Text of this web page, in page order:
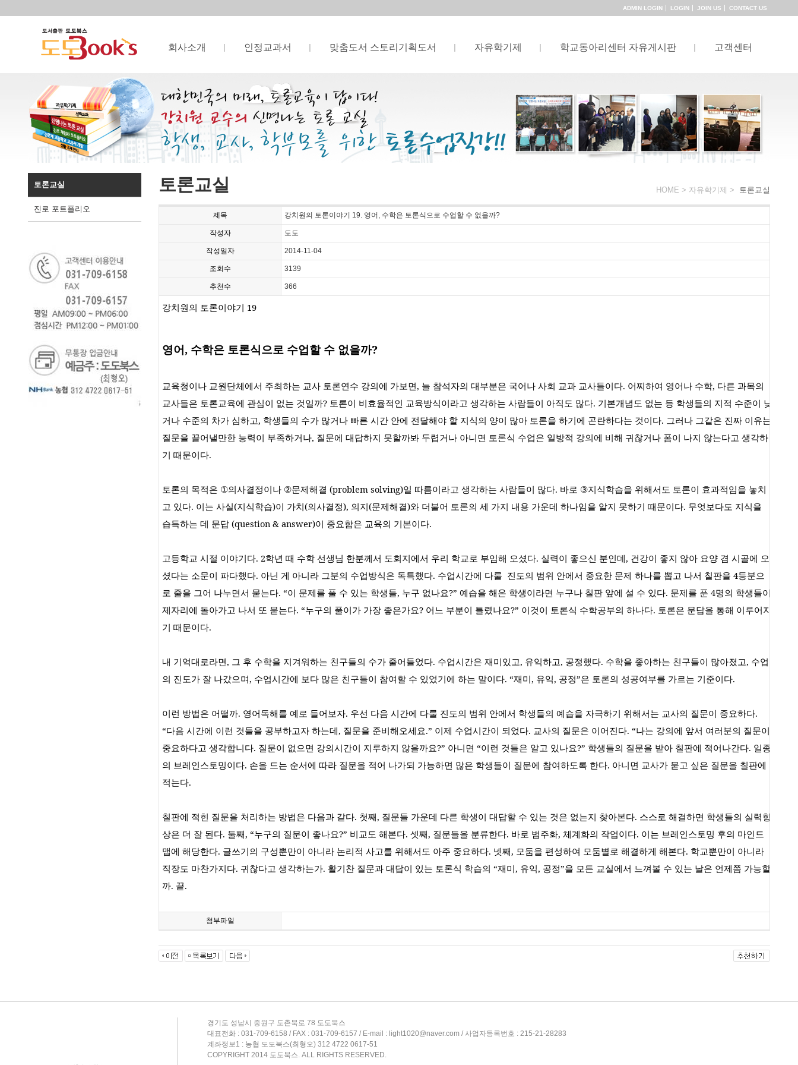
ADMIN LOGIN LOGIN JOIN US CONTACT US
회사소개 인정교과서 맞춤도서 스토리기획도서 자유학기제 학교동아리센터 자유게시판 고객센터
토론교실
진로 포트폴리오
토론교실 HOME > 자유학기제 > 토론교실
제목 강치원의 토론이야기 19. 영어, 수학은 토론식으로 수업할 수 없을까?
작성자 도도
작성일자 2014-11-04
조회수 3139
추천수 366
강치원의 토론이야기 19
영어, 수학은 토론식으로 수업할 수 없을까?
교육청이나 교원단체에서 주최하는 교사 토론연수 강의에 가보면, 늘 참석자의 대부분은 국어나 사회 교과 교사들이다. 어찌하여 영어나 수학, 다른 과목의
교사들은 토론교육에 관심이 없는 것일까? 토론이 비효율적인 교육방식이라고 생각하는 사람들이 아직도 많다. 기본개념도 없는 등 학생들의 지적 수준이 낮
거나 수준의 차가 심하고, 학생들의 수가 많거나 빠른 시간 안에 전달해야 할 지식의 양이 많아 토론을 하기에 곤란하다는 것이다. 그러나 그같은 진짜 이유는
질문을 끌어낼만한 능력이 부족하거나, 질문에 대답하지 못할까봐 두렵거나 아니면 토론식 수업은 일방적 강의에 비해 귀찮거나 폼이 나지 않는다고 생각하
기 때문이다.
토론의 목적은 ①의사결정이나 ②문제해결 (problem solving)일 따름이라고 생각하는 사람들이 많다. 바로 ③지식학습을 위해서도 토론이 효과적임을 놓치
고 있다. 이는 사실(지식학습)이 가치(의사결정), 의지(문제해결)와 더불어 토론의 세 가지 내용 가운데 하나임을 알지 못하기 때문이다. 무엇보다도 지식을
습득하는 데 문답 (question & answer)이 중요함은 교육의 기본이다.
고등학교 시절 이야기다. 2학년 때 수학 선생님 한분께서 도회지에서 우리 학교로 부임해 오셨다. 실력이 좋으신 분인데, 건강이 좋지 않아 요양 겸 시골에 오
셨다는 소문이 파다했다. 아닌 게 아니라 그분의 수업방식은 독특했다. 수업시간에 다룰 진도의 범위 안에서 중요한 문제 하나를 뽑고 나서 칠판을 4등분으
로 줄을 그어 나누면서 묻는다. “이 문제를 풀 수 있는 학생들, 누구 없나요?” 예습을 해온 학생이라면 누구나 칠판 앞에 설 수 있다. 문제를 푼 4명의 학생들이
제자리에 돌아가고 나서 또 묻는다. “누구의 풀이가 가장 좋은가요? 어느 부분이 틀렸나요?” 이것이 토론식 수학공부의 하나다. 토론은 문답을 통해 이루어지
기 때문이다.
내 기억대로라면, 그 후 수학을 지겨워하는 친구들의 수가 줄어들었다. 수업시간은 재미있고, 유익하고, 공정했다. 수학을 좋아하는 친구들이 많아졌고, 수업
의 진도가 잘 나갔으며, 수업시간에 보다 많은 친구들이 참여할 수 있었기에 하는 말이다. “재미, 유익, 공정”은 토론의 성공여부를 가르는 기준이다.
이런 방법은 어떨까. 영어독해를 예로 들어보자. 우선 다음 시간에 다룰 진도의 범위 안에서 학생들의 예습을 자극하기 위해서는 교사의 질문이 중요하다.
“다음 시간에 이런 것들을 공부하고자 하는데, 질문을 준비해오세요.” 이제 수업시간이 되었다. 교사의 질문은 이어진다. “나는 강의에 앞서 여러분의 질문이
중요하다고 생각합니다. 질문이 없으면 강의시간이 지루하지 않을까요?” 아니면 “이런 것들은 알고 있나요?” 학생들의 질문을 받아 칠판에 적어나간다. 일종
의 브레인스토밍이다. 손을 드는 순서에 따라 질문을 적어 나가되 가능하면 많은 학생들이 질문에 참여하도록 한다. 아니면 교사가 묻고 싶은 질문을 칠판에
적는다.
칠판에 적힌 질문을 처리하는 방법은 다음과 같다. 첫째, 질문들 가운데 다른 학생이 대답할 수 있는 것은 없는지 찾아본다. 스스로 해결하면 학생들의 실력향
상은 더 잘 된다. 둘째, “누구의 질문이 좋나요?” 비교도 해본다. 셋째, 질문들을 분류한다. 바로 범주화, 체계화의 작업이다. 이는 브레인스토밍 후의 마인드
맵에 해당한다. 글쓰기의 구성뿐만이 아니라 논리적 사고를 위해서도 아주 중요하다. 넷째, 모둠을 편성하여 모둠별로 해결하게 해본다. 학교뿐만이 아니라
직장도 마찬가지다. 귀찮다고 생각하는가. 활기찬 질문과 대답이 있는 토론식 학습의 “재미, 유익, 공정”을 모든 교실에서 느껴볼 수 있는 날은 언제쯤 가능할
까. 끝.
첨부파일
경기도 성남시 중원구 도촌북로 78 도도북스
대표전화 : 031-709-6158 / FAX : 031-709-6157 / E-mail : light1020@naver.com / 사업자등록번호 : 215-21-28283
계좌정보1 : 농협 도도북스(최형오) 312 4722 0617-51
COPYRIGHT 2014 도도북스. ALL RIGHTS RESERVED.